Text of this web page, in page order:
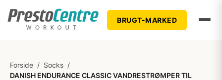
BRUGT-MARKED
Forside / Socks /
DANISH ENDURANCE CLASSIC VANDRESTRØMPER TIL